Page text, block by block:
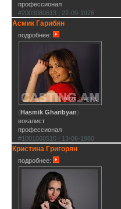
профессионал
#2003080613 | 22-09-1976
Асмик Гарибян
подробнее:
(Hasmik Gharibyan)
вокалист
профессионал
#1001060510 | 13-06-1980
Кристина Григорян
подробнее: